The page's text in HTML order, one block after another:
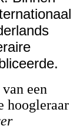
een
hoogleraar